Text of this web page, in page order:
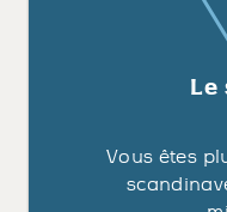
Le
Vous êtes